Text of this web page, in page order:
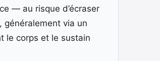
— au risque d’écraser
généralement via un
le corps et le sustain